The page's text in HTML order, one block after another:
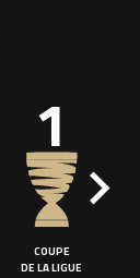
1
COUPE
DE LA LIGUE